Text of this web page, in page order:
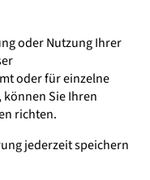
oder Nutzung Ihrer
oder für einzelne
Sie Ihren
richten.
jederzeit speichern